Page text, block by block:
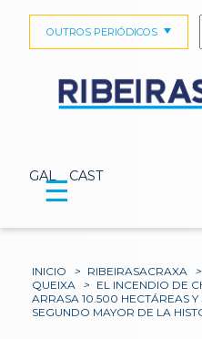
GAL CAST
OUTROS PERIÓDICOS
☰
INICIO > RIBEIRASACRAXA >
QUEIXA
> EL INCENDIO DE
ARRASA 10.500 HECTÁREAS Y
SEGUNDO MAYOR DE LA